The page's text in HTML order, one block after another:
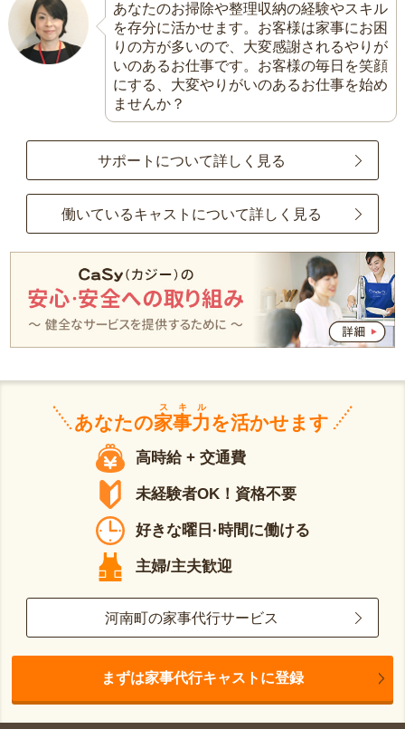
あなたのお掃除や整理収納の経験やスキル
を存分に活かせます。お客様は家事にお困
りの方が多いので、大変感謝されるやりが
いのあるお仕事です。お客様の毎日を笑顔
にする、大変やりがいのあるお仕事を始め
ませんか？
サポートについて詳しく見る
働いているキャストについて詳しく見る
あなたの家事力
スキル
を活かせます
高時給 + 交通費
未経験者OK！資格不要
好きな曜日·時間に働ける
主婦/主夫歓迎
河南町の家事代行サービス
まずは家事代行キャストに登録